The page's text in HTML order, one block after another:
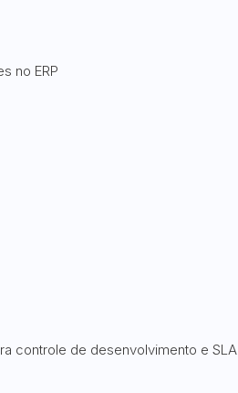
no ERP
controle de desenvolvimento e SLA